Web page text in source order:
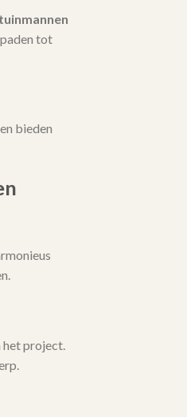
tuinmannen
tot
bieden
project.